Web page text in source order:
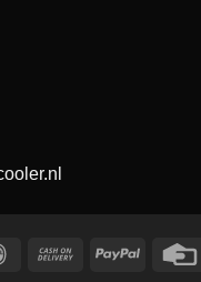
IDeal
Cash
PayPal